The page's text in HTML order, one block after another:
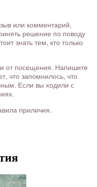
или комментарий,
решение по поводу
знать тем, кто только
от посещения. Напишите
что запомнилось, что
Если вы ходили с
приличия.